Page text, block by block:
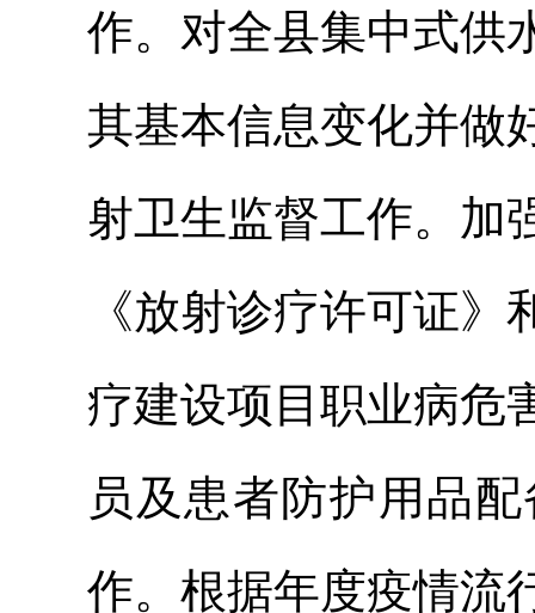
作。对全县集中式供
其基本信息变化并做
射卫生监督工作。加
《放射诊疗许可证
疗建设项目职业病危
员及患者防护用品
作。根据年度疫情流